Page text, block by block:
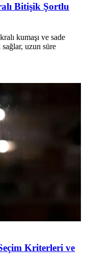
Bitişik Şortlu
kumaşı ve sade
sağlar, uzun süre
Kriterleri ve